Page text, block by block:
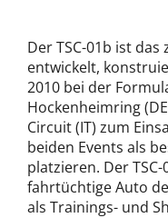
Der TSC-01b ist
entwickelt,
2010 bei der
Hockenheimring
Circuit (IT) zum
beiden Events als
platzieren. Der
fahrtüchtige Auto
als Trainings- und